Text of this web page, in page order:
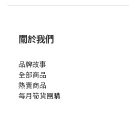
關於我們
品牌故事
全部商品
熱賣商品
每月筍貨團購